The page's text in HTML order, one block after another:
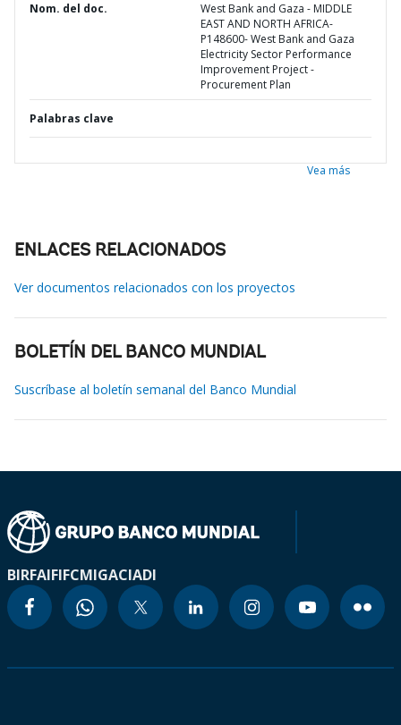
Nom. del doc.
West Bank and Gaza - MIDDLE
EAST AND NORTH AFRICA-
P148600- West Bank and Gaza
Electricity Sector Performance
Improvement Project -
Procurement Plan
Palabras clave
Vea más
ENLACES RELACIONADOS
Ver documentos relacionados con los proyectos
BOLETÍN DEL BANCO MUNDIAL
Suscríbase al boletín semanal del Banco Mundial
BIRFAIFIFCMIGACIADI